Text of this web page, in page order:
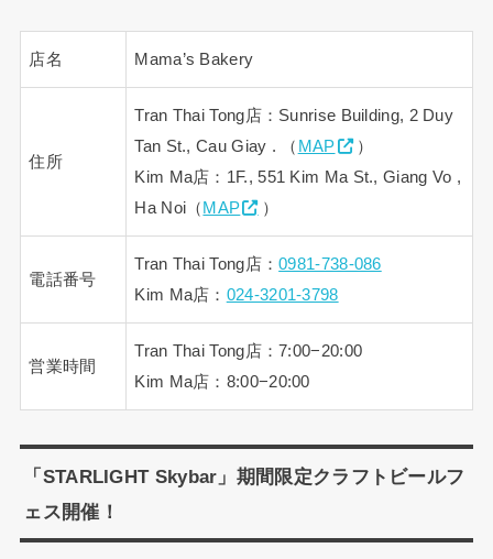
店名 Mama’s Bakery
住所
Tran Thai Tong店：Sunrise Building, 2 Duy
Tan St., Cau Giay . （ MAP
）
Kim Ma店：1F., 551 Kim Ma St., Giang Vo ,
Ha Noi（ MAP ）
電話番号
Tran Thai Tong店：0981-738-086
Kim Ma店： 024-3201-3798
営業時間
Tran Thai Tong店：7:00−20:00
Kim Ma店：8:00−20:00
「STARLIGHT Skybar」期間限定クラフトビールフ
ェス開催！